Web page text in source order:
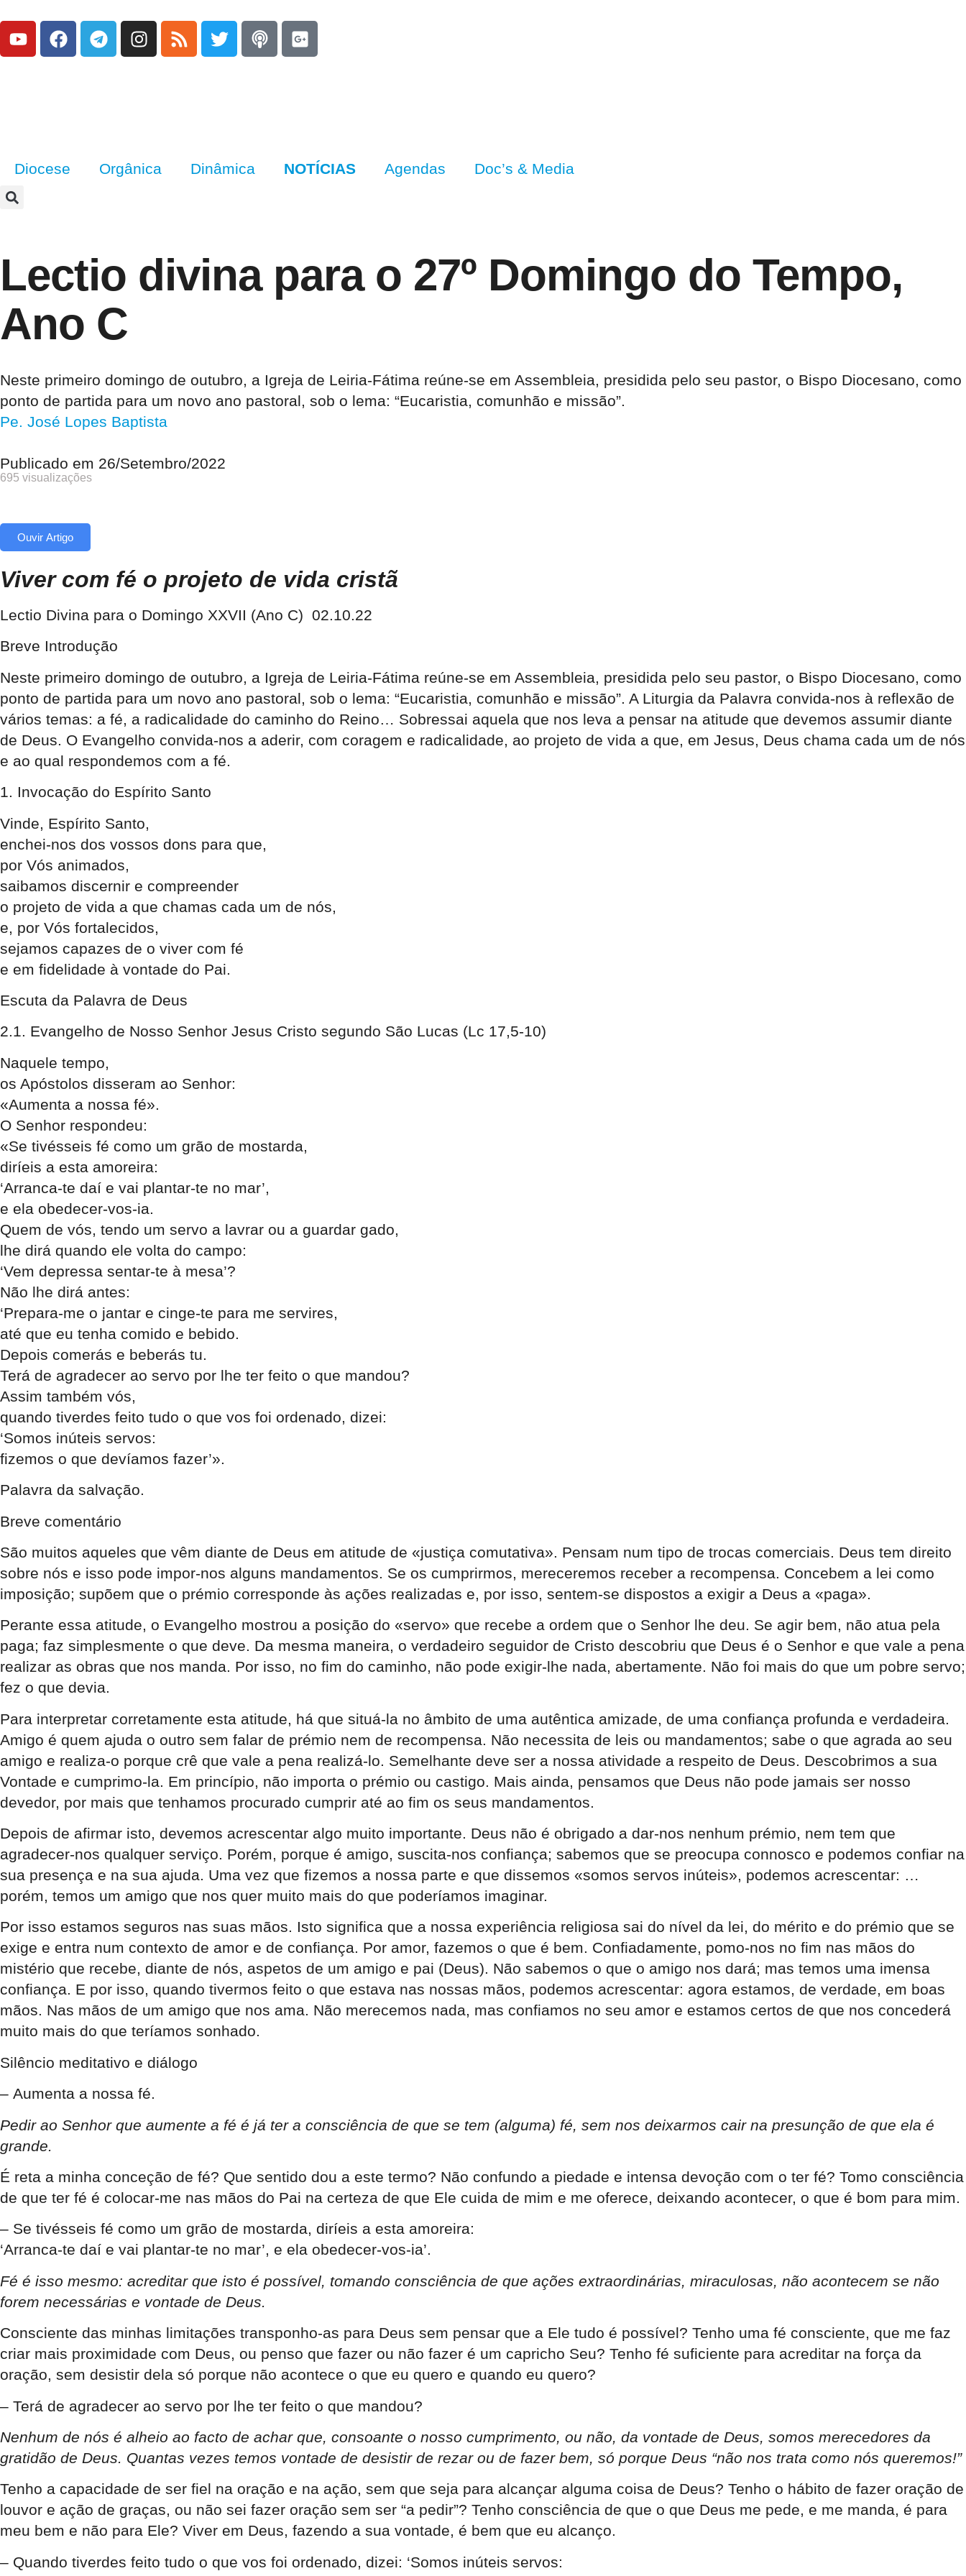
Diocese Orgânica Dinâmica NOTÍCIAS Agendas Doc’s & Media
Lectio divina para o 27º Domingo do Tempo,
Ano C
Neste primeiro domingo de outubro, a Igreja de Leiria-Fátima reúne-se em Assembleia, presidida pelo seu pastor, o Bispo Diocesano, como
ponto de partida para um novo ano pastoral, sob o lema: “Eucaristia, comunhão e missão”.
Pe. José Lopes Baptista
Publicado em 26/Setembro/2022
695 visualizações
Ouvir Artigo
Viver com fé o projeto de vida cristã
Lectio Divina para o Domingo XXVII (Ano C) 02.10.22
Breve Introdução
Neste primeiro domingo de outubro, a Igreja de Leiria-Fátima reúne-se em Assembleia, presidida pelo seu pastor, o Bispo Diocesano, como
ponto de partida para um novo ano pastoral, sob o lema: “Eucaristia, comunhão e missão”. A Liturgia da Palavra convida-nos à reflexão de
vários temas: a fé, a radicalidade do caminho do Reino… Sobressai aquela que nos leva a pensar na atitude que devemos assumir diante
de Deus. O Evangelho convida-nos a aderir, com coragem e radicalidade, ao projeto de vida a que, em Jesus, Deus chama cada um de nós
e ao qual respondemos com a fé.
1. Invocação do Espírito Santo
Vinde, Espírito Santo,
enchei-nos dos vossos dons para que,
por Vós animados,
saibamos discernir e compreender
o projeto de vida a que chamas cada um de nós,
e, por Vós fortalecidos,
sejamos capazes de o viver com fé
e em fidelidade à vontade do Pai.
Escuta da Palavra de Deus
2.1. Evangelho de Nosso Senhor Jesus Cristo segundo São Lucas (Lc 17,5-10)
Naquele tempo,
os Apóstolos disseram ao Senhor:
«Aumenta a nossa fé».
O Senhor respondeu:
«Se tivésseis fé como um grão de mostarda,
diríeis a esta amoreira:
‘Arranca-te daí e vai plantar-te no mar’,
e ela obedecer-vos-ia.
Quem de vós, tendo um servo a lavrar ou a guardar gado,
lhe dirá quando ele volta do campo:
‘Vem depressa sentar-te à mesa’?
Não lhe dirá antes:
‘Prepara-me o jantar e cinge-te para me servires,
até que eu tenha comido e bebido.
Depois comerás e beberás tu.
Terá de agradecer ao servo por lhe ter feito o que mandou?
Assim também vós,
quando tiverdes feito tudo o que vos foi ordenado, dizei:
‘Somos inúteis servos:
fizemos o que devíamos fazer’».
Palavra da salvação.
Breve comentário
São muitos aqueles que vêm diante de Deus em atitude de «justiça comutativa». Pensam num tipo de trocas comerciais. Deus tem direito
sobre nós e isso pode impor-nos alguns mandamentos. Se os cumprirmos, mereceremos receber a recompensa. Concebem a lei como
imposição; supõem que o prémio corresponde às ações realizadas e, por isso, sentem-se dispostos a exigir a Deus a «paga».
Perante essa atitude, o Evangelho mostrou a posição do «servo» que recebe a ordem que o Senhor lhe deu. Se agir bem, não atua pela
paga; faz simplesmente o que deve. Da mesma maneira, o verdadeiro seguidor de Cristo descobriu que Deus é o Senhor e que vale a pena
realizar as obras que nos manda. Por isso, no fim do caminho, não pode exigir-lhe nada, abertamente. Não foi mais do que um pobre servo;
fez o que devia.
Para interpretar corretamente esta atitude, há que situá-la no âmbito de uma autêntica amizade, de uma confiança profunda e verdadeira.
Amigo é quem ajuda o outro sem falar de prémio nem de recompensa. Não necessita de leis ou mandamentos; sabe o que agrada ao seu
amigo e realiza-o porque crê que vale a pena realizá-lo. Semelhante deve ser a nossa atividade a respeito de Deus. Descobrimos a sua
Vontade e cumprimo-la. Em princípio, não importa o prémio ou castigo. Mais ainda, pensamos que Deus não pode jamais ser nosso
devedor, por mais que tenhamos procurado cumprir até ao fim os seus mandamentos.
Depois de afirmar isto, devemos acrescentar algo muito importante. Deus não é obrigado a dar-nos nenhum prémio, nem tem que
agradecer-nos qualquer serviço. Porém, porque é amigo, suscita-nos confiança; sabemos que se preocupa connosco e podemos confiar na
sua presença e na sua ajuda. Uma vez que fizemos a nossa parte e que dissemos «somos servos inúteis», podemos acrescentar: …
porém, temos um amigo que nos quer muito mais do que poderíamos imaginar.
Por isso estamos seguros nas suas mãos. Isto significa que a nossa experiência religiosa sai do nível da lei, do mérito e do prémio que se
exige e entra num contexto de amor e de confiança. Por amor, fazemos o que é bem. Confiadamente, pomo-nos no fim nas mãos do
mistério que recebe, diante de nós, aspetos de um amigo e pai (Deus). Não sabemos o que o amigo nos dará; mas temos uma imensa
confiança. E por isso, quando tivermos feito o que estava nas nossas mãos, podemos acrescentar: agora estamos, de verdade, em boas
mãos. Nas mãos de um amigo que nos ama. Não merecemos nada, mas confiamos no seu amor e estamos certos de que nos concederá
muito mais do que teríamos sonhado.
Silêncio meditativo e diálogo
– Aumenta a nossa fé.
Pedir ao Senhor que aumente a fé é já ter a consciência de que se tem (alguma) fé, sem nos deixarmos cair na presunção de que ela é
grande.
É reta a minha conceção de fé? Que sentido dou a este termo? Não confundo a piedade e intensa devoção com o ter fé? Tomo consciência
de que ter fé é colocar-me nas mãos do Pai na certeza de que Ele cuida de mim e me oferece, deixando acontecer, o que é bom para mim.
– Se tivésseis fé como um grão de mostarda, diríeis a esta amoreira:
‘Arranca-te daí e vai plantar-te no mar’, e ela obedecer-vos-ia’.
Fé é isso mesmo: acreditar que isto é possível, tomando consciência de que ações extraordinárias, miraculosas, não acontecem se não
forem necessárias e vontade de Deus.
Consciente das minhas limitações transponho-as para Deus sem pensar que a Ele tudo é possível? Tenho uma fé consciente, que me faz
criar mais proximidade com Deus, ou penso que fazer ou não fazer é um capricho Seu? Tenho fé suficiente para acreditar na força da
oração, sem desistir dela só porque não acontece o que eu quero e quando eu quero?
– Terá de agradecer ao servo por lhe ter feito o que mandou?
Nenhum de nós é alheio ao facto de achar que, consoante o nosso cumprimento, ou não, da vontade de Deus, somos merecedores da
gratidão de Deus. Quantas vezes temos vontade de desistir de rezar ou de fazer bem, só porque Deus “não nos trata como nós queremos!”
Tenho a capacidade de ser fiel na oração e na ação, sem que seja para alcançar alguma coisa de Deus? Tenho o hábito de fazer oração de
louvor e ação de graças, ou não sei fazer oração sem ser “a pedir”? Tenho consciência de que o que Deus me pede, e me manda, é para
meu bem e não para Ele? Viver em Deus, fazendo a sua vontade, é bem que eu alcanço.
– Quando tiverdes feito tudo o que vos foi ordenado, dizei: ‘Somos inúteis servos: